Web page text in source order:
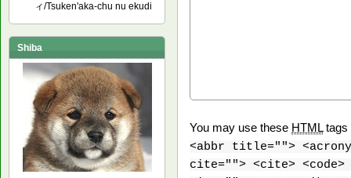
You may use these HTMLtags
<abbr title="">
cite=""> <cite> <code>
ィ/Tsuken'aka-chu nu ekudi
Shiba